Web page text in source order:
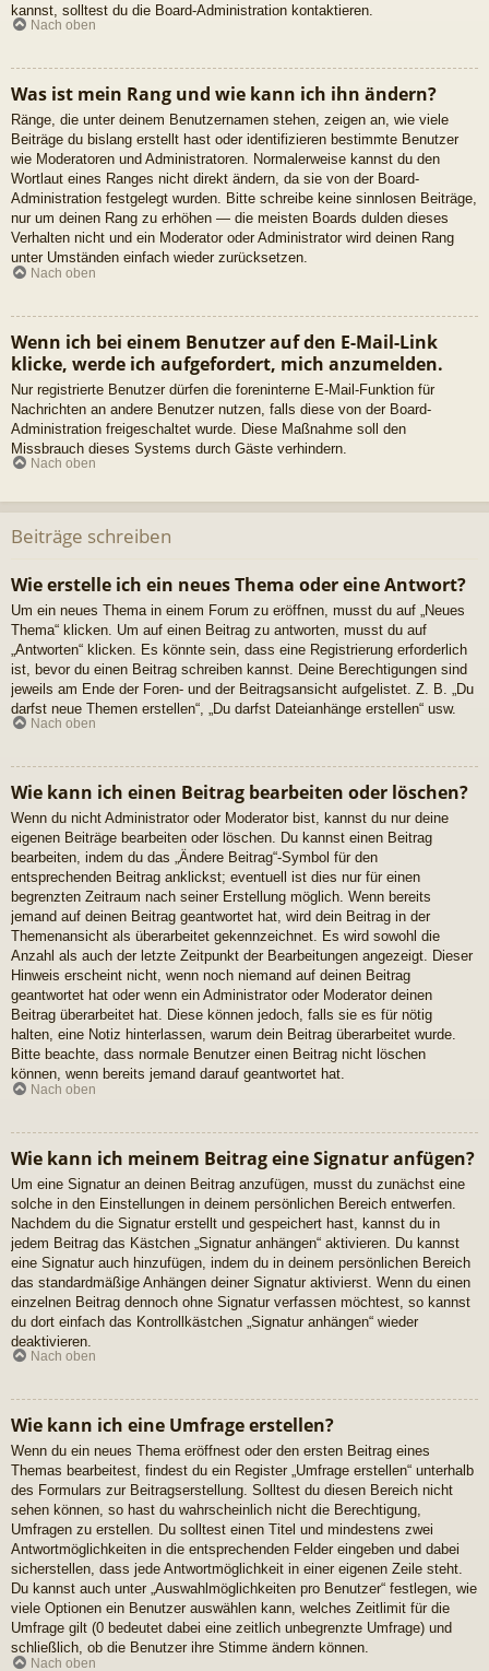
kannst, solltest du die Board-Administration kontaktieren.
Nach oben
Was ist mein Rang und wie kann ich ihn ändern?
Ränge, die unter deinem Benutzernamen stehen, zeigen an, wie viele
Beiträge du bislang erstellt hast oder identifizieren bestimmte Benutzer
wie Moderatoren und Administratoren. Normalerweise kannst du den
Wortlaut eines Ranges nicht direkt ändern, da sie von der Board-
Administration festgelegt wurden. Bitte schreibe keine sinnlosen Beiträge,
nur um deinen Rang zu erhöhen — die meisten Boards dulden dieses
Verhalten nicht und ein Moderator oder Administrator wird deinen Rang
unter Umständen einfach wieder zurücksetzen.
Nach oben
Wenn ich bei einem Benutzer auf den E-Mail-Link
klicke, werde ich aufgefordert, mich anzumelden.
Nur registrierte Benutzer dürfen die foreninterne E-Mail-Funktion für
Nachrichten an andere Benutzer nutzen, falls diese von der Board-
Administration freigeschaltet wurde. Diese Maßnahme soll den
Missbrauch dieses Systems durch Gäste verhindern.
Nach oben
Beiträge schreiben
Wie erstelle ich ein neues Thema oder eine Antwort?
Um ein neues Thema in einem Forum zu eröffnen, musst du auf „Neues
Thema“ klicken. Um auf einen Beitrag zu antworten, musst du auf
„Antworten“ klicken. Es könnte sein, dass eine Registrierung erforderlich
ist, bevor du einen Beitrag schreiben kannst. Deine Berechtigungen sind
jeweils am Ende der Foren- und der Beitragsansicht aufgelistet. Z. B. „Du
darfst neue Themen erstellen“, „Du darfst Dateianhänge erstellen“ usw.
Nach oben
Wie kann ich einen Beitrag bearbeiten oder löschen?
Wenn du nicht Administrator oder Moderator bist, kannst du nur deine
eigenen Beiträge bearbeiten oder löschen. Du kannst einen Beitrag
bearbeiten, indem du das „Ändere Beitrag“-Symbol für den
entsprechenden Beitrag anklickst; eventuell ist dies nur für einen
begrenzten Zeitraum nach seiner Erstellung möglich. Wenn bereits
jemand auf deinen Beitrag geantwortet hat, wird dein Beitrag in der
Themenansicht als überarbeitet gekennzeichnet. Es wird sowohl die
Anzahl als auch der letzte Zeitpunkt der Bearbeitungen angezeigt. Dieser
Hinweis erscheint nicht, wenn noch niemand auf deinen Beitrag
geantwortet hat oder wenn ein Administrator oder Moderator deinen
Beitrag überarbeitet hat. Diese können jedoch, falls sie es für nötig
halten, eine Notiz hinterlassen, warum dein Beitrag überarbeitet wurde.
Bitte beachte, dass normale Benutzer einen Beitrag nicht löschen
können, wenn bereits jemand darauf geantwortet hat.
Nach oben
Wie kann ich meinem Beitrag eine Signatur anfügen?
Um eine Signatur an deinen Beitrag anzufügen, musst du zunächst eine
solche in den Einstellungen in deinem persönlichen Bereich entwerfen.
Nachdem du die Signatur erstellt und gespeichert hast, kannst du in
jedem Beitrag das Kästchen „Signatur anhängen“ aktivieren. Du kannst
eine Signatur auch hinzufügen, indem du in deinem persönlichen Bereich
das standardmäßige Anhängen deiner Signatur aktivierst. Wenn du einen
einzelnen Beitrag dennoch ohne Signatur verfassen möchtest, so kannst
du dort einfach das Kontrollkästchen „Signatur anhängen“ wieder
deaktivieren.
Nach oben
Wie kann ich eine Umfrage erstellen?
Wenn du ein neues Thema eröffnest oder den ersten Beitrag eines
Themas bearbeitest, findest du ein Register „Umfrage erstellen“ unterhalb
des Formulars zur Beitragserstellung. Solltest du diesen Bereich nicht
sehen können, so hast du wahrscheinlich nicht die Berechtigung,
Umfragen zu erstellen. Du solltest einen Titel und mindestens zwei
Antwortmöglichkeiten in die entsprechenden Felder eingeben und dabei
sicherstellen, dass jede Antwortmöglichkeit in einer eigenen Zeile steht.
Du kannst auch unter „Auswahlmöglichkeiten pro Benutzer“ festlegen, wie
viele Optionen ein Benutzer auswählen kann, welches Zeitlimit für die
Umfrage gilt (0 bedeutet dabei eine zeitlich unbegrenzte Umfrage) und
schließlich, ob die Benutzer ihre Stimme ändern können.
Nach oben